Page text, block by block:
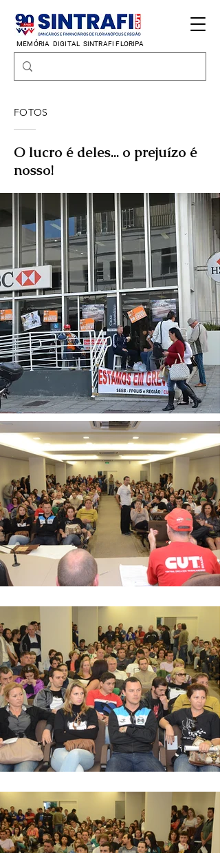
MEMÓRIA DIGITAL SINTRAFI FLORIPA
FOTOS
O lucro é deles... o prejuízo é
nosso!